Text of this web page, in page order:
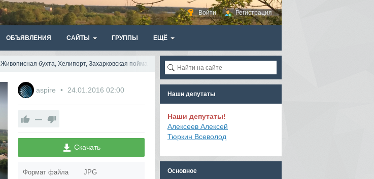
Войти Регистрация
ОБЪЯВЛЕНИЯ САЙТЫ ГРУППЫ ЕЩЁ
Живописная бухта, Хелипорт, Захарковская пойма (фото со страницы Хелипорт во vk)
aspire 24.01.2016 02:00
—
Скачать
Формат файла
JPG
Наши депутаты
Наши депутаты!
Алексеев Алексей
Тюркин Всеволод
Основное